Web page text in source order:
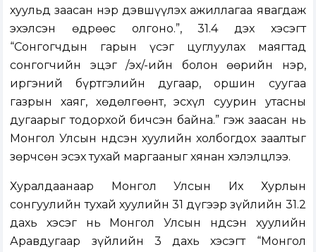
хуульд заасан нэр дэвшүүлэх ажиллагаа явагдаж
эхэлсэн өдрөөс олгоно.”, 31.4 дэх хэсэгт
“Сонгогчдын гарын үсэг цуглуулах маягтад
сонгогчийн эцэг /эх/-ийн болон өөрийн нэр,
иргэний бүртгэлийн дугаар, оршин суугаа
газрын хаяг, хөдөлгөөнт, эсхүл суурин утасны
дугаарыг тодорхой бичсэн байна.” гэж заасан нь
Монгол Улсын Үндсэн хуулийн холбогдох заалтыг
зөрчсөн эсэх тухай маргааныг хянан хэлэлцлээ.
Хуралдаанаар Монгол Улсын Их Хурлын
сонгуулийн тухай хуулийн 31 дүгээр зүйлийн 31.2
дахь хэсэг нь Монгол Улсын Үндсэн хуулийн
Аравдугаар зүйлийн 3 дахь хэсэгт “Монгол